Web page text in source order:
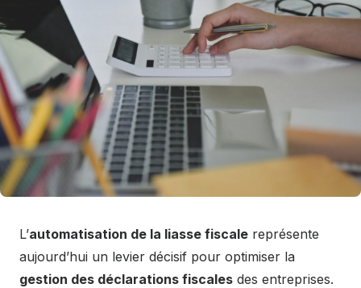
L’automatisation de la liasse fiscale représente
aujourd’hui un levier décisif pour optimiser la
gestion des déclarations fiscales des entreprises.